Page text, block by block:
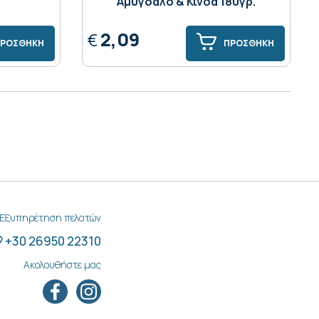
€2,09 ΠΡΟΣΘΗΚΗ
πελατών
+30 26950 22310
Ακολουθήστε μας